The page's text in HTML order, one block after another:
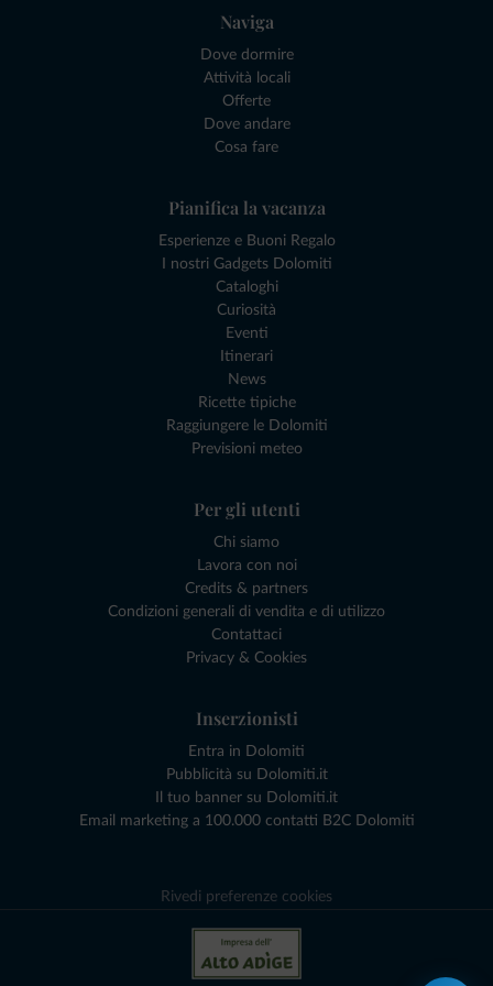
Naviga
Dove dormire
Attività locali
Offerte
Dove andare
Cosa fare
Pianifica la vacanza
Esperienze e Buoni Regalo
I nostri Gadgets Dolomiti
Cataloghi
Curiosità
Eventi
Itinerari
News
Ricette tipiche
Raggiungere le Dolomiti
Previsioni meteo
Per gli utenti
Chi siamo
Lavora con noi
Credits & partners
Condizioni generali di vendita e di utilizzo
Contattaci
Privacy & Cookies
Inserzionisti
Entra in Dolomiti
Pubblicità su Dolomiti.it
Il tuo banner su Dolomiti.it
Email marketing a 100.000 contatti B2C Dolomiti
Rivedi preferenze cookies